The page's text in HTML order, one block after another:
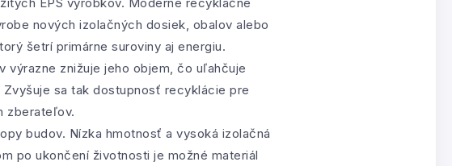
nových izolačných dosiek, obalov alebo
šetrí primárne suroviny aj energiu.
výrazne znižuje jeho objem, čo uľahčuje
sa tak dostupnosť recyklácie pre
zberateľov.
budov. Nízka hmotnosť a vysoká izolačná
po ukončení životnosti je možné materiál